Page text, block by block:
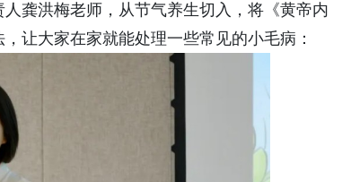
龚洪梅老师，从节气养生切入，将《黄帝内
让大家在家就能处理一些常见的小毛病：